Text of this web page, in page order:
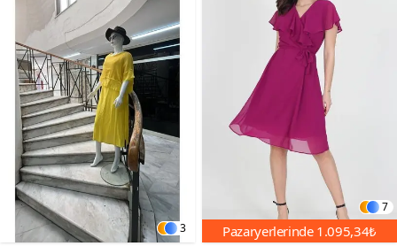
3
7
Pazaryerlerinde 1.095,34₺